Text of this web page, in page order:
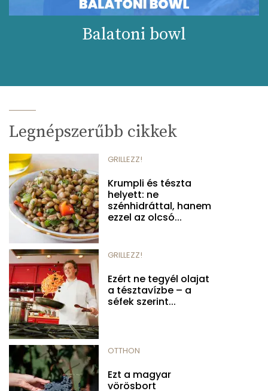
Balatoni bowl
Legnépszerűbb cikkek
GRILLEZZ!
Krumpli és tészta
helyett: ne
szénhidráttal, hanem
ezzel az olcsó...
GRILLEZZ!
Ezért ne tegyél olajat
a tésztavízbe – a
séfek szerint...
OTTHON
Ezt a magyar
vörösbort